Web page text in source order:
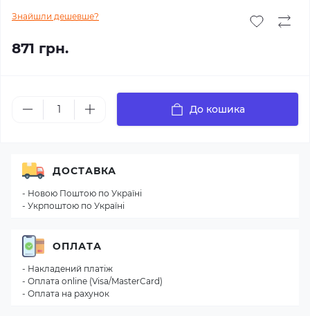
Знайшли дешевше?
871 грн.
До кошика
ДОСТАВКА
- Новою Поштою по Україні
- Укрпоштою по Україні
ОПЛАТА
- Накладений платіж
- Оплата online (Visa/MasterCard)
- Оплата на рахунок